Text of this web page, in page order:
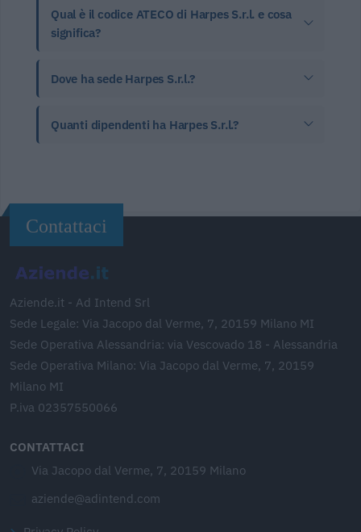
Qual è il codice ATECO di Harpes S.r.l. e cosa
significa?
Dove ha sede Harpes S.r.l.?
Quanti dipendenti ha Harpes S.r.l.?
Contattaci
Aziende.it - Ad Intend Srl
Sede Legale: Via Jacopo dal Verme, 7, 20159 Milano MI
Sede Operativa Alessandria: via Vescovado 18 - Alessandria
Sede Operativa Milano: Via Jacopo dal Verme, 7, 20159
Milano MI
P.iva 02357550066
CONTATTACI
Via Jacopo dal Verme, 7, 20159 Milano
aziende@adintend.com